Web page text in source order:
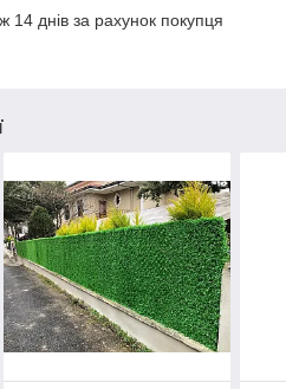
днів за рахунок покупця